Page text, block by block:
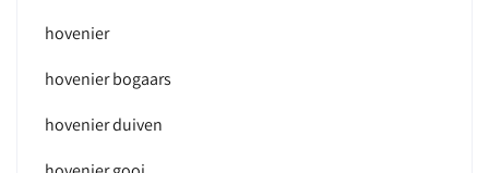
hovenier
hovenier bogaars
hovenier duiven